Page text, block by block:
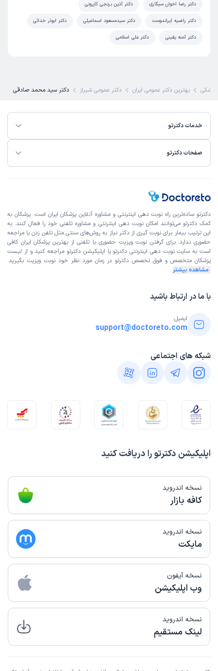
دکتر رضا اخوان سیگاری دکتر آذین برنجی کازرونی
دکتر راضیه ایراندوست دکتر سیدمسعود اسماعیلی دکتر ابوذر خدائی
دکتر آمنه یقینی دکتر علی اسلامی
بهترین دکتر عمومی ایران دکتر عمومی شیراز دکتر سید محمد صادقی
خدمات دکترتو
صفحات دکترتو
اپلیکیشن دکترتو را دریافت کنید
نسخه اندروید
کافه بازار
نسخه اندروید
مایکت
نسخه آیفون
وب اپلیکیشن
نسخه اندروید
لینک مستقیم
دکترتو ساده‌ترین راه نوبت‌ دهی اینترنتی و مشاوره آنلاین پزشکان ایران است. پزشکان به
کمک دکترتو می‌توانند امکان نوبت دهی اینترنتی و مشاوره تلفنی خود را فعال کنند. به
این ترتیب بیمار برای نوبت گیری از دکتر نیاز به روش‌های سنتی مثل تلفن زدن یا مراجعه
حضوری ندارد. برای گرفتن نوبت ویزیت حضوری یا تلفنی از بهترین پزشکان ایران کافی
است به سایت نوبت دهی اینترنتی دکترتو یا اپلیکیشن دکترتو مراجعه کنید و از لیست
پزشکان متخصص و فوق تخصص دکترتو در زمان مورد نظر خود نوبت ویزیت بگیرید.
مشاهده بیشتر
با ما در ارتباط باشید
ایمیل:
support@doctoreto.com
شبکه های اجتماعی